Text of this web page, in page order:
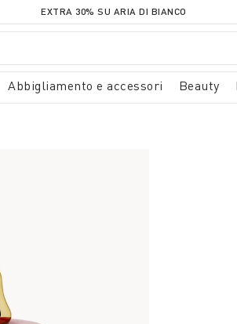
EXTRA 30% SU ARIA DI BIANCO
Abbigliamento e accessori Beauty